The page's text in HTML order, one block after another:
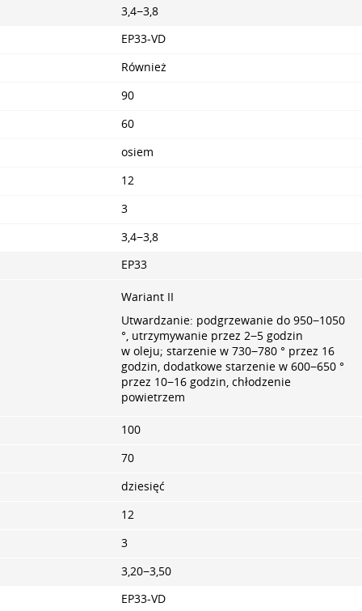
3,4−3,8
EP33-VD
Również
90
60
osiem
12
3
3,4−3,8
EP33
Wariant II
Utwardzanie: podgrzewanie do 950−1050
°, utrzymywanie przez 2−5 godzin
w oleju; starzenie w 730−780 ° przez 16
godzin, dodatkowe starzenie w 600−650 °
przez 10−16 godzin, chłodzenie
powietrzem
100
70
dziesięć
12
3
3,20−3,50
EP33-VD